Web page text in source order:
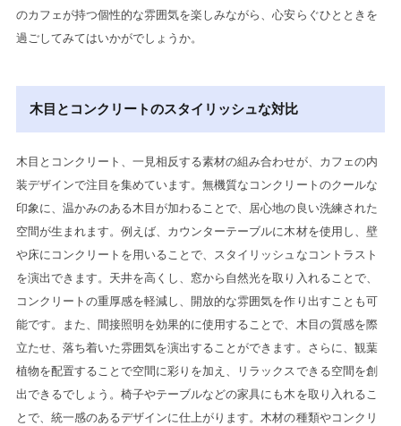
のカフェが持つ個性的な雰囲気を楽しみながら、心安らぐひとときを
過ごしてみてはいかがでしょうか。
木目とコンクリートのスタイリッシュな対比
木目とコンクリート、一見相反する素材の組み合わせが、カフェの内
装デザインで注目を集めています。無機質なコンクリートのクールな
印象に、温かみのある木目が加わることで、居心地の良い洗練された
空間が生まれます。例えば、カウンターテーブルに木材を使用し、壁
や床にコンクリートを用いることで、スタイリッシュなコントラスト
を演出できます。天井を高くし、窓から自然光を取り入れることで、
コンクリートの重厚感を軽減し、開放的な雰囲気を作り出すことも可
能です。また、間接照明を効果的に使用することで、木目の質感を際
立たせ、落ち着いた雰囲気を演出することができます。さらに、観葉
植物を配置することで空間に彩りを加え、リラックスできる空間を創
出できるでしょう。椅子やテーブルなどの家具にも木を取り入れるこ
とで、統一感のあるデザインに仕上がります。木材の種類やコンクリ